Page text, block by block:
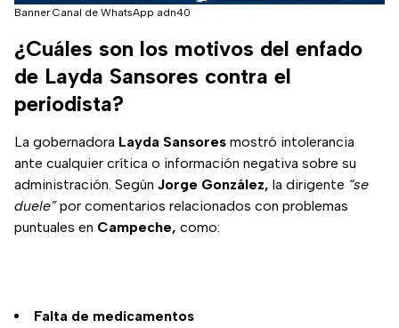
Banner Canal de WhatsApp adn40
¿Cuáles son los motivos del enfado
de Layda Sansores contra el
periodista?
La gobernadora Layda Sansores mostró intolerancia
ante cualquier crítica o información negativa sobre su
administración. Según Jorge González, la dirigente “se
duele”por comentarios relacionados con problemas
puntuales en Campeche, como:
Falta de medicamentos